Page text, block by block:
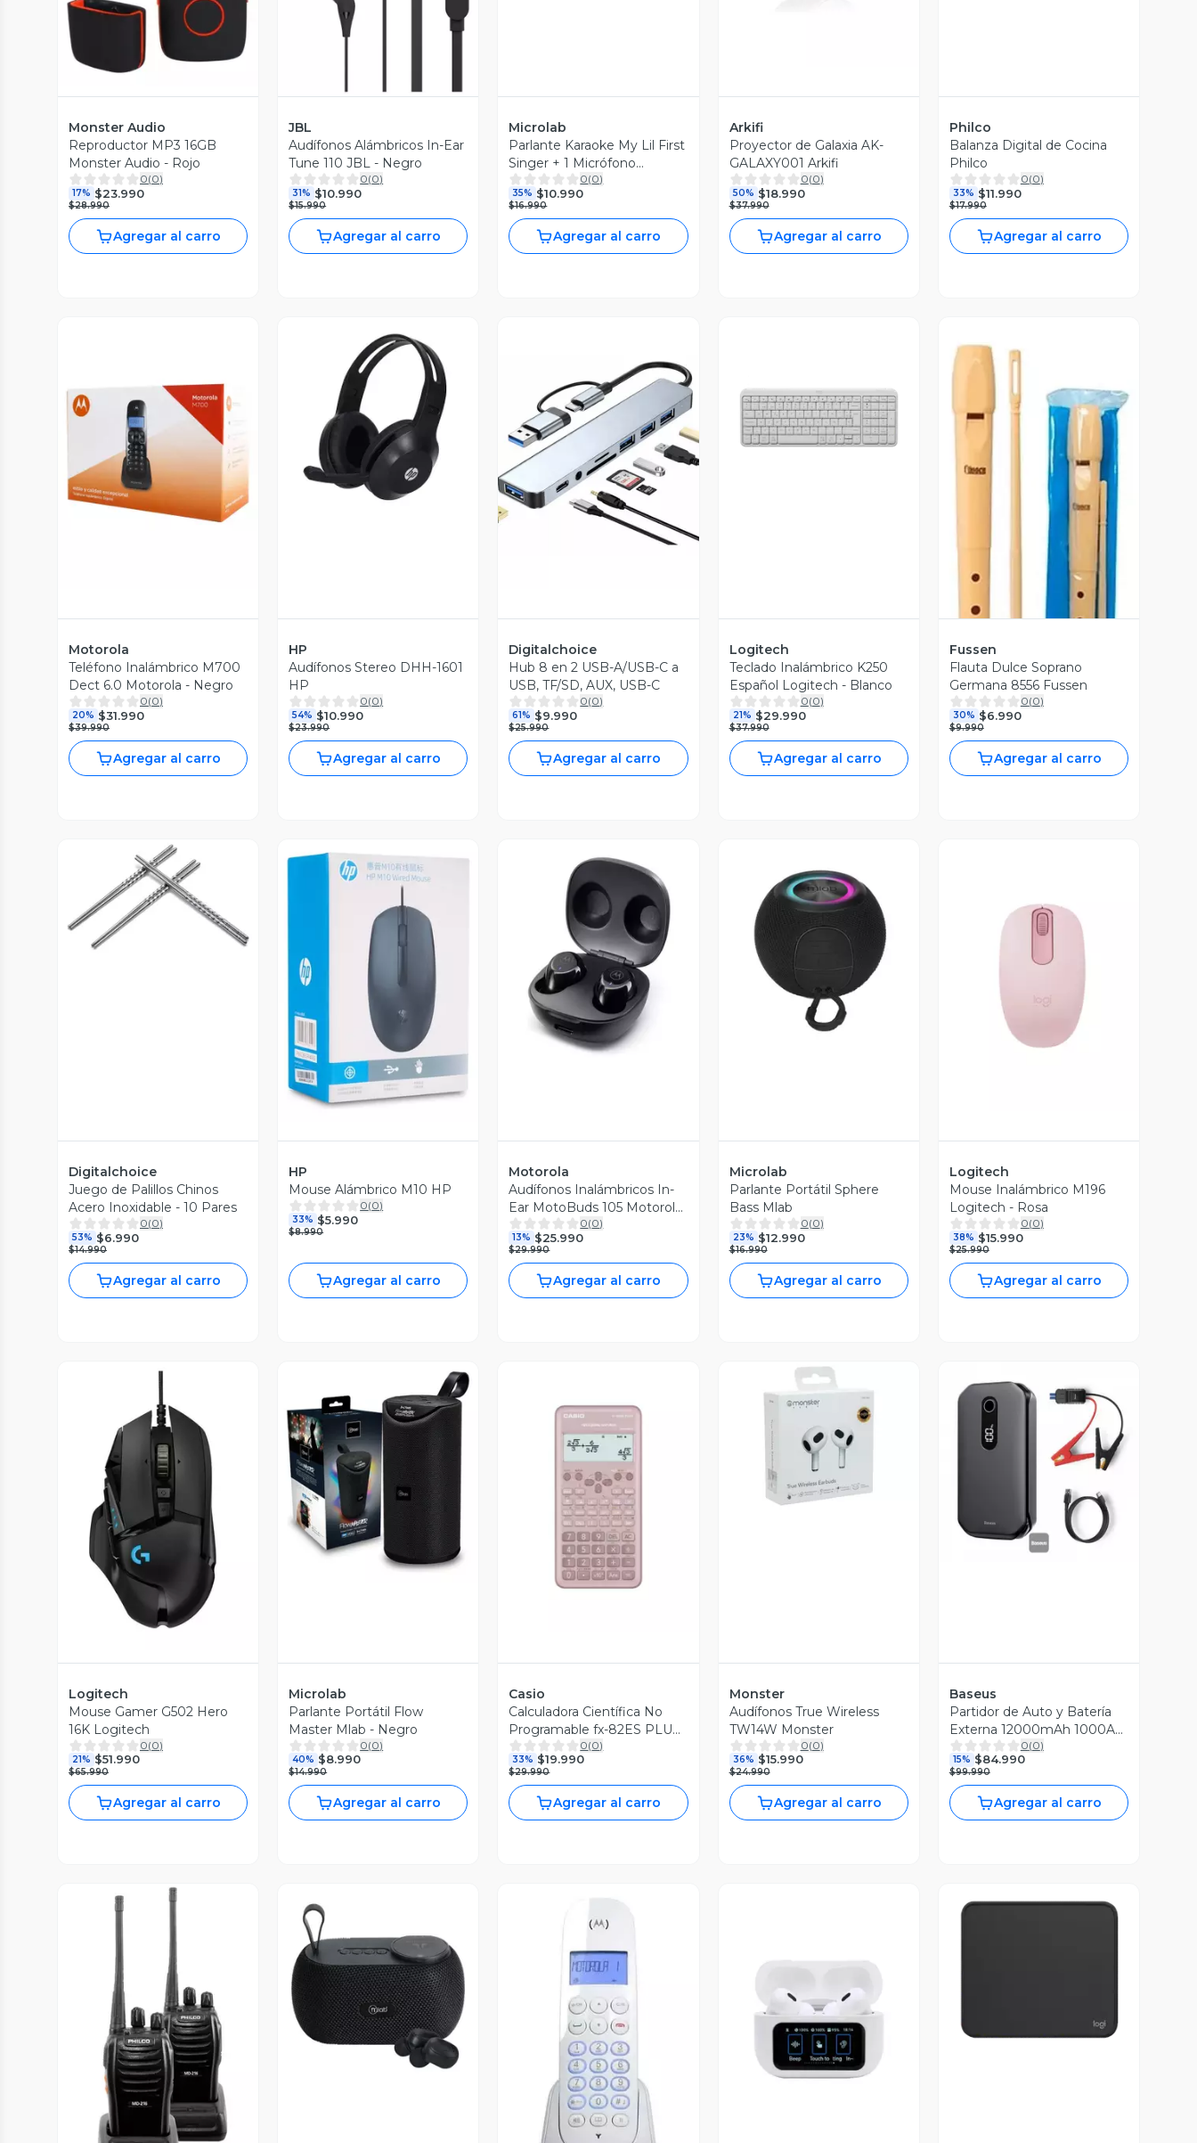
Monster Audio
Reproductor MP3 16GB
Monster Audio - Rojo
0(0)
17% $23.990
$28.990
Agregar al carro
JBL
Audífonos Alámbricos In-Ear
Tune 110 JBL - Negro
0(0)
31% $10.990
$15.990
Agregar al carro
Microlab
Parlante Karaoke My Lil First
Singer + 1 Micrófono
Inalámbrico Mlab - Blanco
0(0)
35% $10.990
$16.990
Agregar al carro
Arkifi
Proyector de Galaxia AK-
GALAXY001 Arkifi
0(0)
50% $18.990
$37.990
Agregar al carro
Philco
Balanza Digital de Cocina
Philco
0(0)
33% $11.990
$17.990
Agregar al carro
Vista Previa
Motorola
Teléfono Inalámbrico M700
Dect 6.0 Motorola - Negro
0(0)
20% $31.990
$39.990
Agregar al carro
Vista Previa
HP
Audífonos Stereo DHH-1601
HP
0(0)
54% $10.990
$23.990
Agregar al carro
Vista Previa
Digitalchoice
Hub 8 en 2 USB-A/USB-C a
USB, TF/SD, AUX, USB-C
0(0)
61% $9.990
$25.990
Agregar al carro
Vista Previa
Logitech
Teclado Inalámbrico K250
Español Logitech - Blanco
0(0)
21% $29.990
$37.990
Agregar al carro
Fussen
Flauta Dulce Soprano
Germana 8556 Fussen
0(0)
30% $6.990
$9.990
Agregar al carro
Vista Previa
Digitalchoice
Juego de Palillos Chinos
Acero Inoxidable - 10 Pares
0(0)
53% $6.990
$14.990
Agregar al carro
Vista Previa
HP
Mouse Alámbrico M10 HP
0(0)
33% $5.990
$8.990
Agregar al carro
Vista Previa
Motorola
Audífonos Inalámbricos In-
Ear MotoBuds 105 Motorola
- Negro
0(0)
13% $25.990
$29.990
Agregar al carro
Vista Previa
Microlab
Parlante Portátil Sphere
Bass Mlab
0(0)
23% $12.990
$16.990
Agregar al carro
Logitech
Mouse Inalámbrico M196
Logitech - Rosa
0(0)
38% $15.990
$25.990
Agregar al carro
Vista Previa
Logitech
Mouse Gamer G502 Hero
16K Logitech
0(0)
21% $51.990
$65.990
Agregar al carro
Vista Previa
Microlab
Parlante Portátil Flow
Master Mlab - Negro
0(0)
40% $8.990
$14.990
Agregar al carro
Vista Previa
Casio
Calculadora Científica No
Programable fx-82ES PLUS
Casio
0(0)
33% $19.990
$29.990
Agregar al carro
Vista Previa
Monster
Audífonos True Wireless
TW14W Monster
0(0)
36% $15.990
$24.990
Agregar al carro
Baseus
Partidor de Auto y Batería
Externa 12000mAh 1000A
Baseus
0(0)
15% $84.990
$99.990
Agregar al carro
Vista Previa
Vista Previa
Vista Previa
Vista Previa